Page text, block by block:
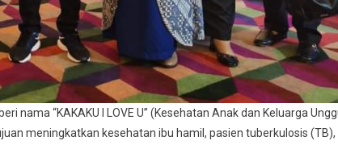
nama “KAKAKU I LOVE U” (Kesehatan Anak dan Keluarga
meningkatkan kesehatan ibu hamil, pasien tuberkulosis (TB),